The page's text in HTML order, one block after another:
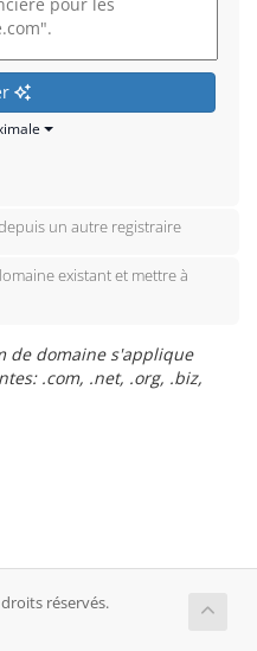
un autre registraire
existant et mettre à
de domaine s'applique
.com, .net, .org, .biz,
réservés.